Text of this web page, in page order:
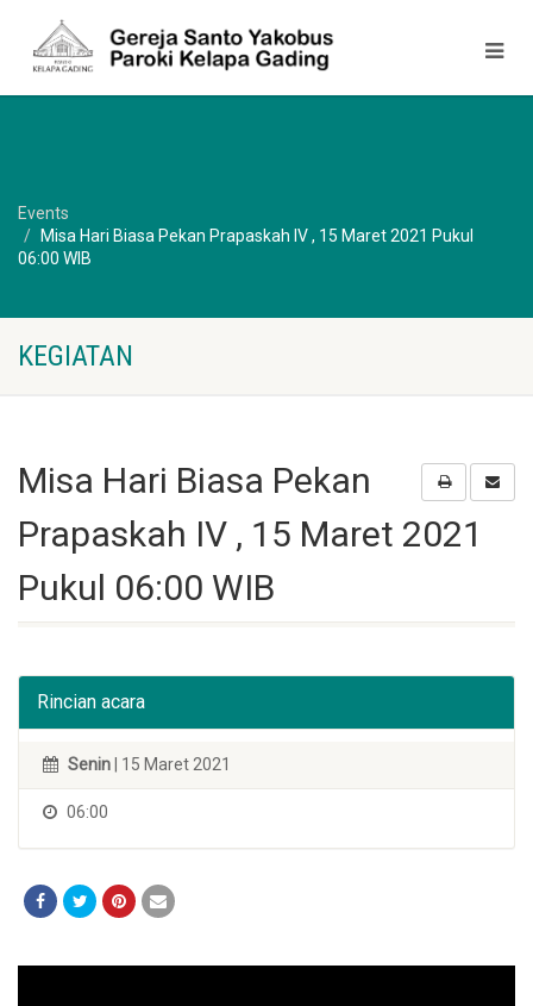
Events
Misa Hari Biasa Pekan Prapaskah IV , 15 Maret 2021 Pukul
06:00 WIB
KEGIATAN
Misa Hari Biasa Pekan
Prapaskah IV , 15 Maret 2021
Pukul 06:00 WIB
Rincian acara
Senin | 15 Maret 2021
06:00